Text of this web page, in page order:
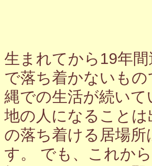
生まれてから19年
で落ち着かないも
縄での生活が続い
地の人になること
の落ち着ける居場
す。 でも、これか